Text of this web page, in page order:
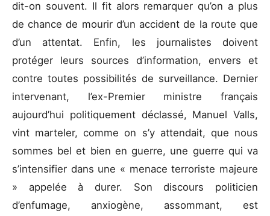
dit-on souvent. Il fit alors remarquer qu’on a plus
de chance de mourir d’un accident de la route que
d’un attentat. Enfin, les journalistes doivent
protéger leurs sources d’information, envers et
contre toutes possibilités de surveillance. Dernier
intervenant, l’ex-Premier ministre français
aujourd’hui politiquement déclassé, Manuel Valls,
vint marteler, comme on s’y attendait, que nous
sommes bel et bien en guerre, une guerre qui va
s’intensifier dans une « menace terroriste majeure
» appelée à durer. Son discours politicien
d’enfumage, anxiogène, assommant, est